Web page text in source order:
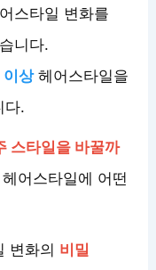
스타일 변화를
니다.
상헤어스타일을
다.
스타일을 바꿀까
어스타일에 어떤
변화의 비밀